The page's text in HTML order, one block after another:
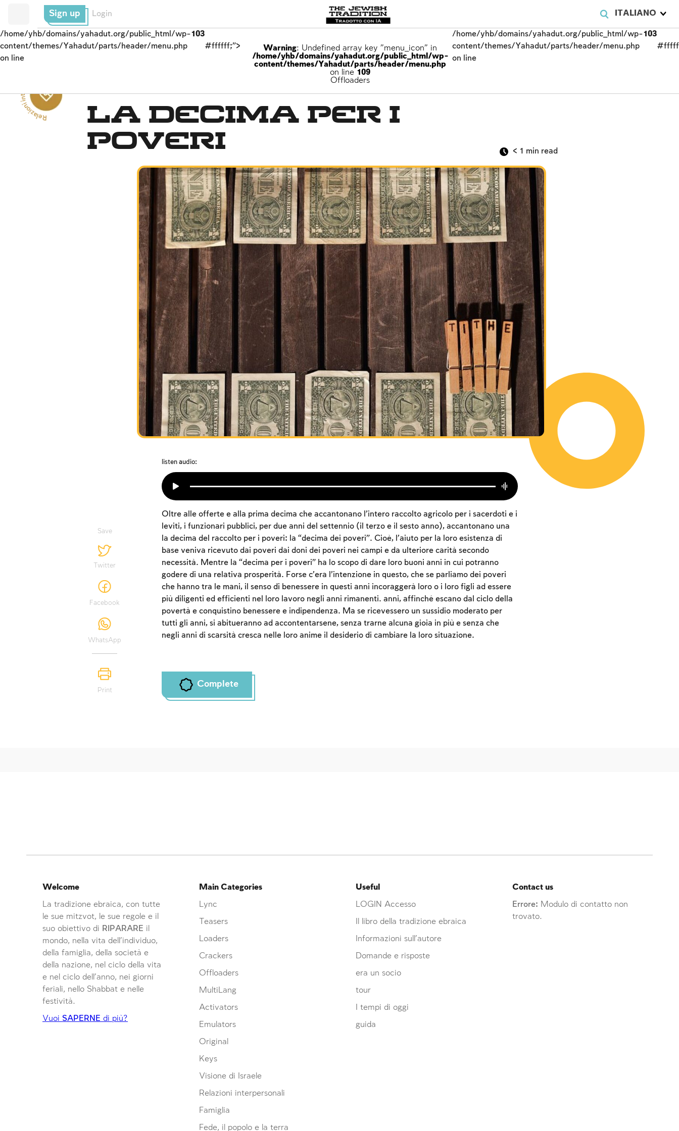
ITALIANO
Sign up Login
/home/yhb/domains/yahadut.org/public_html/wp-
content/themes/Yahadut/parts/header/menu.php
on line
103
#ffffff;">
Warning: Undefined array key "menu_icon" in
/home/yhb/domains/yahadut.org/public_html/wp-
content/themes/Yahadut/parts/header/menu.php
on line 109
Offloaders
/home/yhb/domains/yahadut.org/public_html/wp-
content/themes/Yahadut/parts/header/menu.php
on line
103
Rel
a
zi
o
ni
i
n
t
e
r
p
e
r
s
o
La decima per i
poveri
< 1 min read
listen audio:
Save
Twitter
Facebook
WhatsApp
Print
Oltre alle offerte e alla prima decima che accantonano l’intero raccolto agricolo per i sacerdoti e i
leviti, i funzionari pubblici, per due anni del settennio (il terzo e il sesto anno), accantonano una
la decima del raccolto per i poveri: la “decima dei poveri”. Cioè, l’aiuto per la loro esistenza di
base veniva ricevuto dai poveri dai doni dei poveri nei campi e da ulteriore carità secondo
necessità. Mentre la “decima per i poveri” ha lo scopo di dare loro buoni anni in cui potranno
godere di una relativa prosperità. Forse c’era l’intenzione in questo, che se parliamo dei poveri
che hanno tra le mani, il senso di benessere in questi anni incoraggerà loro o i loro figli ad essere
più diligenti ed efficienti nel loro lavoro negli anni rimanenti. anni, affinché escano dal ciclo della
povertà e conquistino benessere e indipendenza. Ma se ricevessero un sussidio moderato per
tutti gli anni, si abitueranno ad accontentarsene, senza trarne alcuna gioia in più e senza che
negli anni di scarsità cresca nelle loro anime il desiderio di cambiare la loro situazione.
Complete
Account required
To mark concepts as learned, you'll need to create
an account or log in.
Contact us
Errore: Modulo di contatto non
trovato.
Useful
LOGIN Accesso
Il libro della tradizione ebraica
Informazioni sull’autore
Domande e risposte
era un socio
tour
I tempi di oggi
guida
Main Categories
Lync
Teasers
Loaders
Crackers
Offloaders
MultiLang
Activators
Emulators
Original
Keys
Visione di Israele
Relazioni interpersonali
Famiglia
Fede, il popolo e la terra
Welcome
La tradizione ebraica, con tutte
le sue mitzvot, le sue regole e il
suo obiettivo di RIPARARE il
mondo, nella vita dell’individuo,
della famiglia, della società e
della nazione, nel ciclo della vita
e nel ciclo dell’anno, nei giorni
feriali, nello Shabbat e nelle
festività.
Vuoi SAPERNE di più?